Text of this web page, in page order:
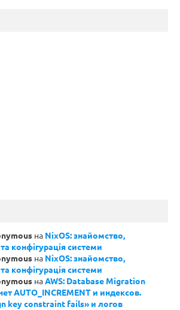
на NixOS: знайомство,
конфігурація системи
на NixOS: знайомство,
конфігурація системи
наAWS: Database Migration
AUTO_INCREMENT и индексов.
key constraint fails» и логов